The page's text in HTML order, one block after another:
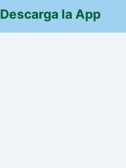
Descarga la App